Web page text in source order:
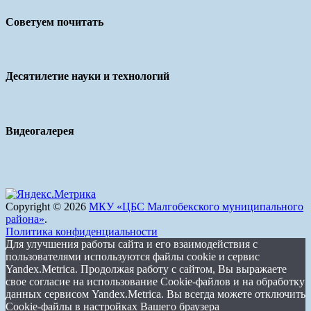
Советуем почитать
Десятилетие науки и технологий
Видеогалерея
Copyright © 2026 МКУ «ЦБС Малгобекского муниципального
района».
Политика конфиденциальности
Для улучшения работы сайта и его взаимодействия с
пользователями используются файлы cookie и сервис
Yandex.Metrica. Продолжая работу с сайтом, Вы выражаете
свое согласие на использование Cookie-файлов и на обработку
данных сервисом Yandex.Metrica. Вы всегда можете отключить
Cookie-файлы в настройках Вашего браузера